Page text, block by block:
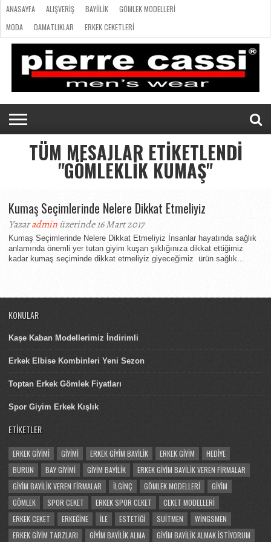
ANASAYFA
ALIŞVERIŞ
BAYIILIK
GÖMLEK
MODELLERI
MODA
DAMATLIKLAR
ERKEK
CEKETLERI
ERKEK
GIYIMI
ILETISIM
ANASAYFA ALIŞVERIŞ BAYIILIK
GÖMLEK MODELLERI
MODA
DAMATLIKLAR
ERKEK CEKETLERI
ERKEK GIYIMI
ILETISIM
TÜM MESAJLAR ETIKETLENDI
"GÖMLEKLIK KUMAŞ"
Kumaş Seçimlerinde Nelere Dikkat Etmeliyiz
Yazaradminüzerinde 16 Mart 2017
Kumaş Seçimlerinde Nelere Dikkat Etmeliyiz İnsanlar hayatında sağlık
anlamında önemli yer tutan giyim kuşan şıklığınıza dikkat ettiğimiz
kadar kumaş seçiminde dikkat etmeliyiz giyeceğimiz ürün sağlık...
KONULAR
Kaşe Kaban Modellerimiz İndirimli
Erkek Elbise Kombinleri Yeni Sezon
Toptan Erkek Gömlek Fiyatları
Spor Giyim Erkek Kışlık
ETIKETLER
ERKEK GIYIMI GIYIMI ERKEK GIYIM BAYILIK ERKEK GIYIM
HEDIYE
BURUN
BAY GIYIMI GIYIM BAYILIK
ERKEK GIYIM BAYILIK VEREN FIRMALAR
GIYIM BAYILIK VEREN FIRMALAR
İLGINÇ GÖMLEK MODELLERI
GIYIM
GÖMLEK
SPOR CEKET ERKEK SPOR CEKET
CEKET MODELLERI
ERKEK CEKET
ERKEĞINE ILE ESTETIĞI SUITMEN
WINGSMEN
ERKEK GIYIM TARZLARI
GIYIM BAYILIK ALMA GIYIM BAYILIK ALMAK ISTIYORUM